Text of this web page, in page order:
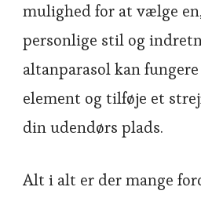
mulighed for at vælge
personlige stil og
altanparasol kan
element og tilføje et
din udendørs plads.
Alt i alt er der mange